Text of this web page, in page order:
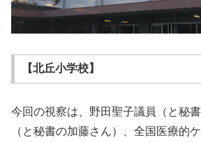
【北丘小学校】
今回の視察は、野田聖子議員（と秘
（と秘書の加藤さん）、全国医療的